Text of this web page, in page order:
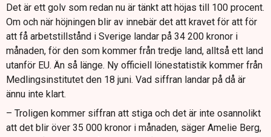
Det är ett golv som redan nu är tänkt att höjas till 100 procent.
Om och när höjningen blir av innebär det att kravet för att för
att få arbetstillstånd i Sverige landar på 34 200 kronor i
månaden, för den som kommer från tredje land, alltså ett land
utanför EU. Än så länge. Ny officiell lönestatistik kommer från
Medlingsinstitutet den 18 juni. Vad siffran landar på då är
ännu inte klart.
– Troligen kommer siffran att stiga och det är inte osannolikt
att det blir över 35 000 kronor i månaden, säger Amelie Berg,